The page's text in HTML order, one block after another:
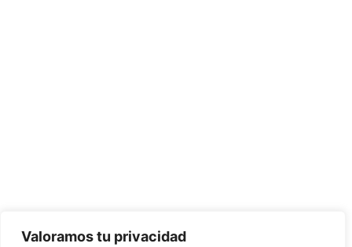
Valoramos tu privacidad
contacto@elbotiquinsuministrossanitarios.com